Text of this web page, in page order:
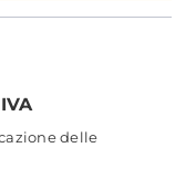
delle